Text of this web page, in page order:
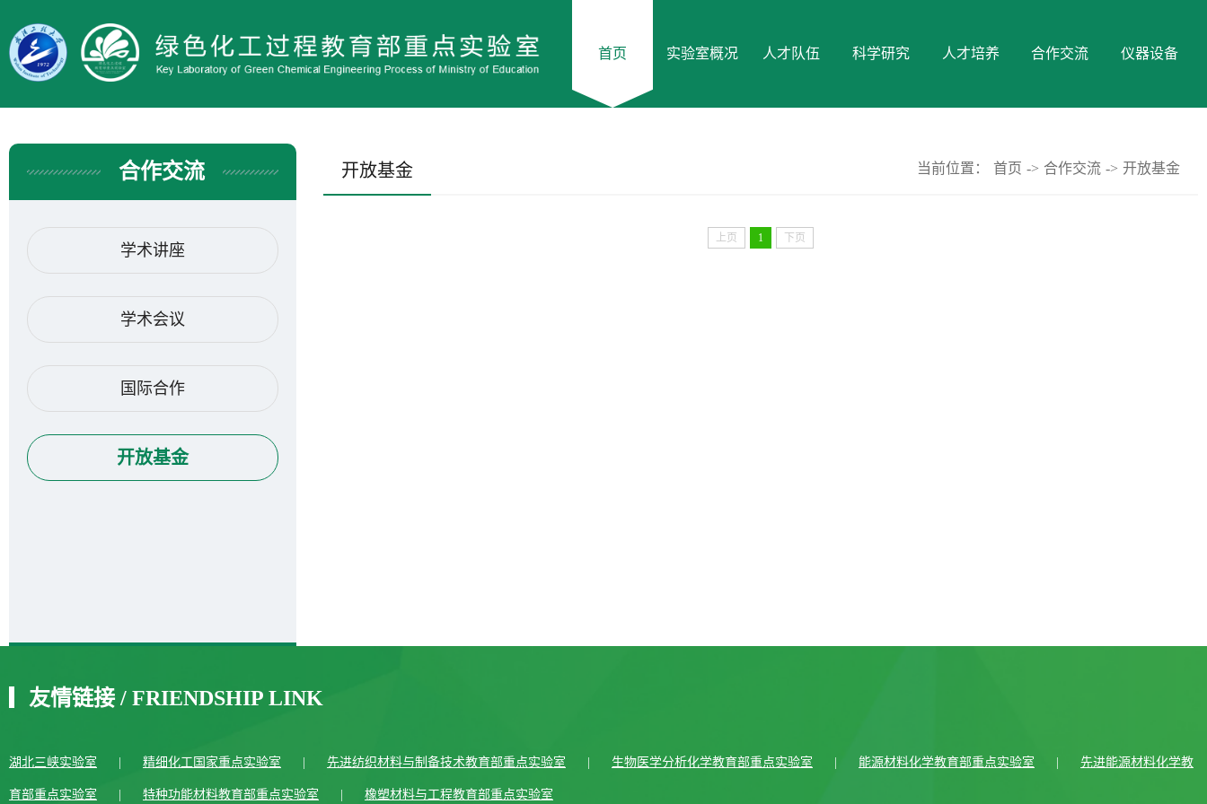
首页 实验室概况 人才队伍 科学研究 人才培养 合作交流 仪器设备
合作交流
学术讲座
学术会议
国际合作
开放基金
开放基金 当前位置： 首页 -> 合作交流 -> 开放基金
上页 1 下页
友情链接/ FRIENDSHIP LINK
湖北三峡实验室 精细化工国家重点实验室 先进纺织材料与制备技术教育部重点实验室 生物医学分析化学教育部重点实验室 能源材料化学教育部重点实验室 先进能源材料化学教
育部重点实验室 特种功能材料教育部重点实验室 橡塑材料与工程教育部重点实验室